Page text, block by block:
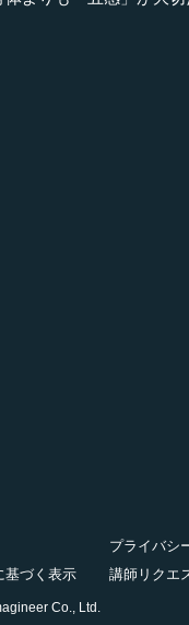
プライバシ
基づく表示
講師リクエ
Co., Ltd.